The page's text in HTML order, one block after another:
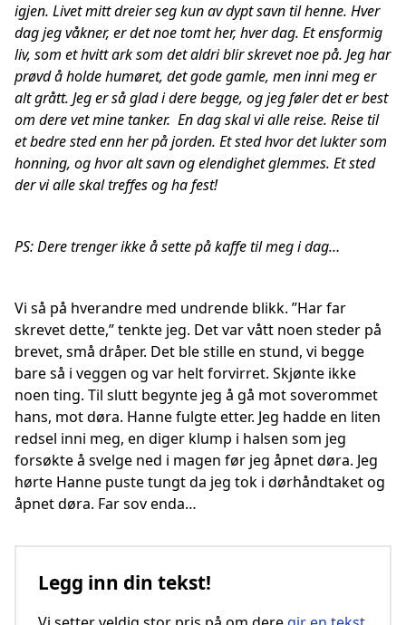
igjen. Livet mitt dreier seg kun av dypt savn til henne. Hver
dag jeg våkner, er det noe tomt her, hver dag. Et ensformig
liv, som et hvitt ark som det aldri blir skrevet noe på. Jeg har
prøvd å holde humøret, det gode gamle, men inni meg er
alt grått. Jeg er så glad i dere begge, og jeg føler det er best
om dere vet mine tanker. En dag skal vi alle reise. Reise til
et bedre sted enn her på jorden. Et sted hvor det lukter som
honning, og hvor alt savn og elendighet glemmes. Et sted
der vi alle skal treffes og ha fest!
PS: Dere trenger ikke å sette på kaffe til meg i dag…
Vi så på hverandre med undrende blikk. ”Har far
skrevet dette,” tenkte jeg. Det var vått noen steder på
brevet, små dråper. Det ble stille en stund, vi begge
bare så i veggen og var helt forvirret. Skjønte ikke
noen ting. Til slutt begynte jeg å gå mot soverommet
hans, mot døra. Hanne fulgte etter. Jeg hadde en liten
redsel inni meg, en diger klump i halsen som jeg
forsøkte å svelge ned i magen før jeg åpnet døra. Jeg
hørte Hanne puste tungt da jeg tok i dørhåndtaket og
åpnet døra. Far sov enda…
Legg inn din tekst!